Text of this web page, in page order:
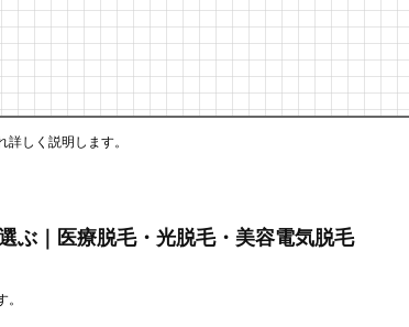
しく説明します。
ぶ｜医療脱毛・光脱毛・美容電気脱毛